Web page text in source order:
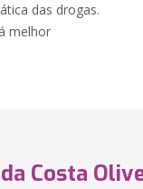
das drogas.
melhor
Costa